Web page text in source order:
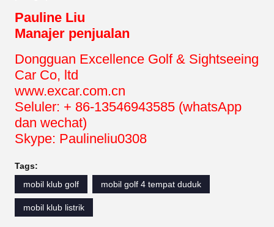
Pauline Liu
Manajer penjualan
Dongguan Excellence Golf & Sightseeing
Car Co, ltd
www.excar.com.cn
Seluler: + 86-13546943585 (whatsApp
dan wechat)
Skype: Paulineliu0308
Tags:
mobil klub golf
mobil golf 4 tempat duduk
mobil klub listrik